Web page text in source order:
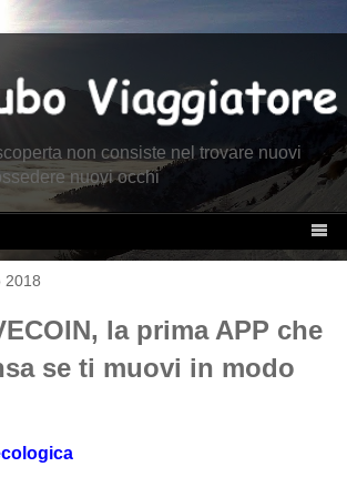
non consiste nel trovare nuovi
nuovi occhi

2018
la prima APP che
se ti muovi in modo